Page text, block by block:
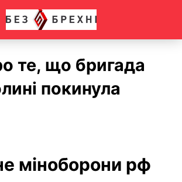
те, що бригада
покинула
міноборони рф